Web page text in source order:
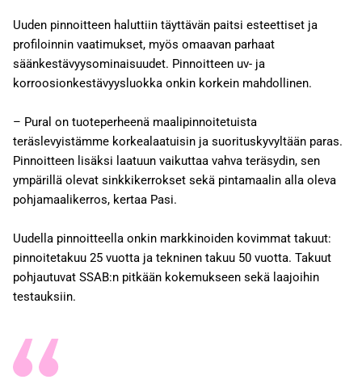
Uuden pinnoitteen haluttiin täyttävän paitsi esteettiset ja
profiloinnin vaatimukset, myös omaavan parhaat
säänkestävyysominaisuudet. Pinnoitteen uv- ja
korroosionkestävyysluokka onkin korkein mahdollinen.
– Pural on tuoteperheenä maalipinnoitetuista
teräslevyistämme korkealaatuisin ja suorituskyvyltään paras.
Pinnoitteen lisäksi laatuun vaikuttaa vahva teräsydin, sen
ympärillä olevat sinkkikerrokset sekä pintamaalin alla oleva
pohjamaalikerros, kertaa Pasi.
Uudella pinnoitteella onkin markkinoiden kovimmat takuut:
pinnoitetakuu 25 vuotta ja tekninen takuu 50 vuotta. Takuut
pohjautuvat SSAB:n pitkään kokemukseen sekä laajoihin
testauksiin.